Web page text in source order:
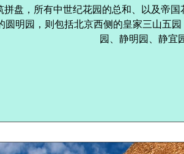
盘，所有中世纪花园的总和、以及帝
圆明园，则包括北京西侧的皇家三山五
园、静明园、静宜